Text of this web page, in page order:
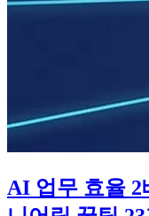
AI 업무 효율 2